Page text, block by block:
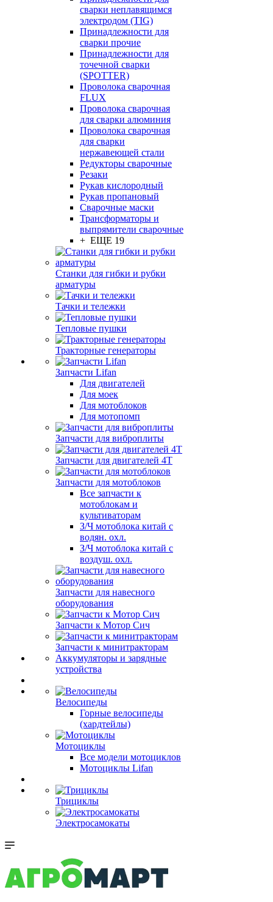
сварки неплавящимся
электродом (TIG)
Принадлежности для
сварки прочие
Принадлежности для
точечной сварки
(SPOTTER)
Проволока сварочная
FLUX
Проволока сварочная
для сварки алюминия
Проволока сварочная
для сварки
нержавеющей стали
Редукторы сварочные
Резаки
Рукав кислородный
Рукав пропановый
Сварочные маски
Трансформаторы и
выпрямители сварочные
+ ЕЩЕ 19
Станки для гибки и рубки
арматуры
Тачки и тележки
Тепловые пушки
Тракторные генераторы
Запчасти Lifan
Для двигателей
Для моек
Для мотоблоков
Для мотопомп
Запчасти для виброплиты
Запчасти для двигателей 4Т
Запчасти для мотоблоков
Все запчасти к
мотоблокам и
культиваторам
З/Ч мотоблока китай с
водян. охл.
З/Ч мотоблока китай с
воздуш. охл.
Запчасти для навесного
оборудования
Запчасти к Мотор Сич
Запчасти к минитракторам
Аккумуляторы и зарядные
устройства
Велосипеды
Горные велосипеды
(хардтейлы)
Мотоциклы
Все модели мотоциклов
Мотоциклы Lifan
Трициклы
Электросамокаты